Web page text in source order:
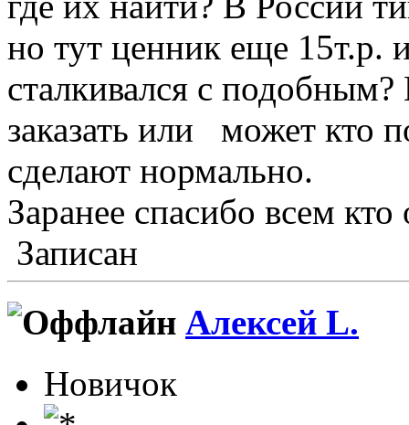
но тут ценник еще 15т.р.
сталкивался с
заказать или может кто
сделают нормально.
Заранее спасибо всем кто
Записан
Алексей L.
Новичок